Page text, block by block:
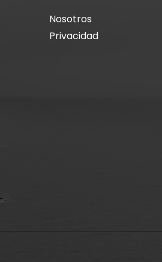
Nosotros
Privacidad